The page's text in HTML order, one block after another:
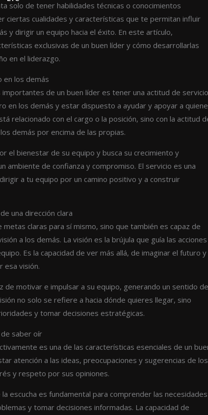
solo de tener habilidades técnicas o conocimientos
ciertas cualidades y características que te permitan influir
y dirigir un equipo hacia el éxito. En este artículo,
exclusivas de un buen líder y cómo desarrollarlas
en el liderazgo.
en los demás
importantes de un buen líder es tener una actitud de
en los demás y estar dispuesto a ayudar y apoyar a
relacionado con el cargo o la posición, sino con la actitud
demás por encima de las propias.
el bienestar de su equipo y busca su crecimiento y
ambiente de confianza y compromiso. El servicio es una
a tu equipo por un camino positivo y a construir
una dirección clara
metas claras para sí mismo, sino que también es capaz de
a los demás. La visión es la brújula que guía las
Es la capacidad de ver más allá, de imaginar el futuro y
esa visión.
de motivar e impulsar a su equipo, generando un sentido
no solo se refiere a hacia dónde quieres llegar, sino
y tomar decisiones estratégicas.
de saber oír
es una de las características esenciales de un
atención a las ideas, preocupaciones y sugerencias de los
y respeto por sus opiniones.
escucha es fundamental para comprender las necesidades
y tomar decisiones informadas. La capacidad de